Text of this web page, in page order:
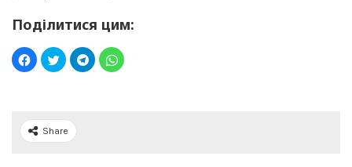
Поділитися цим:
Share